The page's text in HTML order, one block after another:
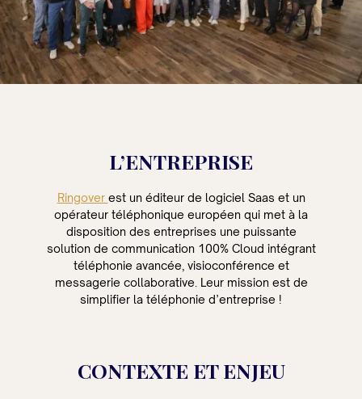
L’ENTREPRISE
Ringover est un éditeur de logiciel Saas et un
opérateur téléphonique européen qui met à la
disposition des entreprises une puissante
solution de communication 100% Cloud intégrant
téléphonie avancée, visioconférence et
messagerie collaborative. Leur mission est de
simplifier la téléphonie d’entreprise !
CONTEXTE ET ENJEU